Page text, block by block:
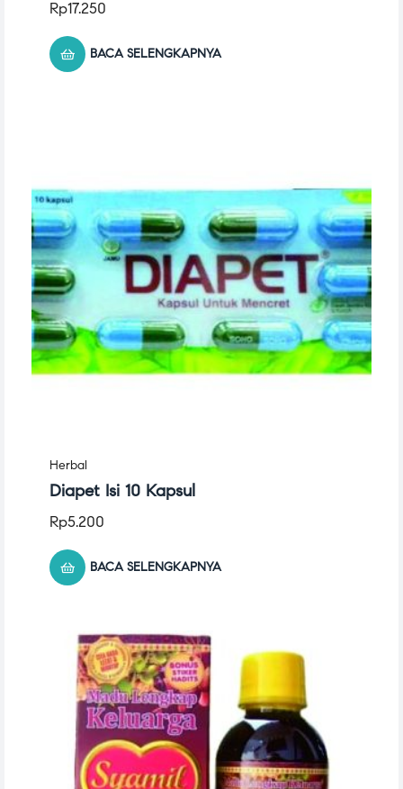
Rp17.250
BACA SELENGKAPNYA
Herbal
Diapet Isi 10 Kapsul
Rp5.200
BACA SELENGKAPNYA